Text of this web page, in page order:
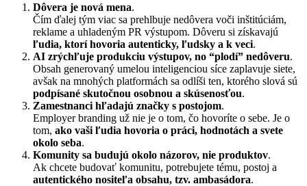
Dôvera je nová mena.
Čím ďalej tým viac sa prehlbuje nedôvera voči inštitúciám,
reklame a uhladeným PR výstupom. Dôveru si získavajú
ľudia, ktorí hovoria autenticky, ľudsky a k veci.
AI zrýchľuje produkciu výstupov, no “plodí” nedôveru.
Obsah generovaný umelou inteligenciou síce zaplavuje siete,
avšak na mnohých platformách sa odlíši ten, ktorého slová sú
podpísané skutočnou osobnou a skúsenosťou.
Zamestnanci hľadajú značky s postojom.
Employer branding už nie je o tom, čo hovoríte o sebe. Je o
tom, ako vaši ľudia hovoria o práci, hodnotách a svete
okolo seba.
Komunity sa budujú okolo názorov, nie produktov.
Ak chcete budovať komunitu, potrebujete tému, postoj a
autentického nositeľa obsahu, tzv. ambasádora.